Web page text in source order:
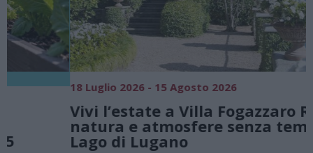
18 Luglio 2026 - 15 Agosto 2026
Vivi l’estate a Villa Fogazzaro Roi. Tra
natura e atmosfere senza tempo sul
Lago di Lugano